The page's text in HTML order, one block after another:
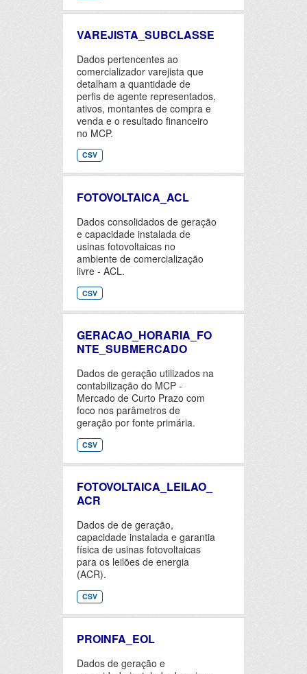
VAREJISTA_SUBCLASSE
Dados pertencentes ao
comercializador varejista que
detalham a quantidade de
perfis de agente representados,
ativos, montantes de compra e
venda e o resultado financeiro
no MCP.
CSV
FOTOVOLTAICA_ACL
Dados consolidados de geração
e capacidade instalada de
usinas fotovoltaicas no
ambiente de comercialização
livre - ACL.
CSV
GERACAO_HORARIA_FO
NTE_SUBMERCADO
Dados de geração utilizados na
contabilização do MCP -
Mercado de Curto Prazo com
foco nos parâmetros de
geração por fonte primária.
CSV
FOTOVOLTAICA_LEILAO_
ACR
Dados de de geração,
capacidade instalada e garantia
física de usinas fotovoltaicas
para os leilões de energia
(ACR).
CSV
PROINFA_EOL
Dados de geração e